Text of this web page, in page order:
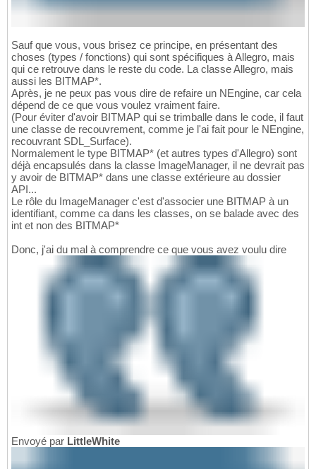
Sauf que vous, vous brisez ce principe, en présentant des
choses (types / fonctions) qui sont spécifiques à Allegro, mais
qui ce retrouve dans le reste du code. La classe Allegro, mais
aussi les BITMAP*.
Après, je ne peux pas vous dire de refaire un NEngine, car cela
dépend de ce que vous voulez vraiment faire.
(Pour éviter d'avoir BITMAP qui se trimballe dans le code, il faut
une classe de recouvrement, comme je l'ai fait pour le NEngine,
recouvrant SDL_Surface).
Normalement le type BITMAP* (et autres types d'Allegro) sont
déjà encapsulés dans la classe ImageManager, il ne devrait pas
y avoir de BITMAP* dans une classe extérieure au dossier
API...
Le rôle du ImageManager c'est d'associer une BITMAP à un
identifiant, comme ca dans les classes, on se balade avec des
int et non des BITMAP*
Donc, j'ai du mal à comprendre ce que vous avez voulu dire
Envoyé par LittleWhite